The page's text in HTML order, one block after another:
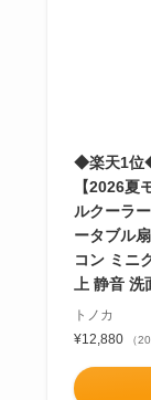
◆楽天1位
【2026夏
ルクーラ
ータブル
コン ミニ
上 静音 洗
トノカ
¥12,880
（